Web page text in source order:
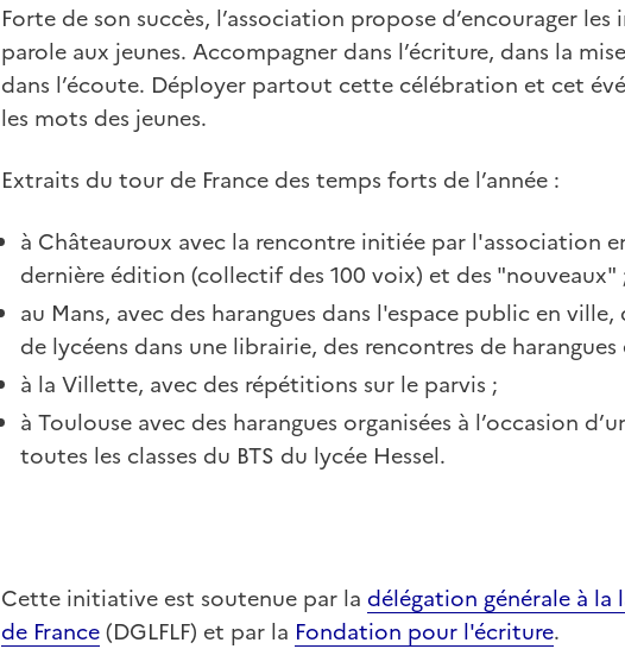
Forte de son succès, l’association propose d’encourager
parole aux jeunes. Accompagner dans l’écriture, dans la
dans l’écoute. Déployer partout cette célébration et cet
les mots des jeunes.
Extraits du tour de France des temps forts de l’année :
à Châteauroux avec la rencontre initiée par l'association
dernière édition (collectif des 100 voix) et des "nouveaux"
au Mans, avec des harangues dans l'espace public en
de lycéens dans une librairie, des rencontres de
à la Villette, avec des répétitions sur le parvis ;
à Toulouse avec des harangues organisées à l’occasion
toutes les classes du BTS du lycée Hessel.
Cette initiative est soutenue par la délégation générale à la
de France(DGLFLF) et par la Fondation pour l'écriture.